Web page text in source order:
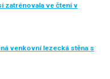
zatrénovala ve čtení v
venkovní lezecká stěna s